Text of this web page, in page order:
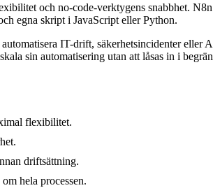
och no-code-verktygens snabbhet.
egna skript i JavaScript eller Python.
IT-drift, säkerhetsincidenter
sin automatisering utan att låsas in i
flexibilitet.
driftsättning.
hela processen.